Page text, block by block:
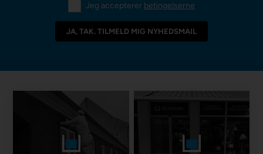
Jeg accepterer betingelserne